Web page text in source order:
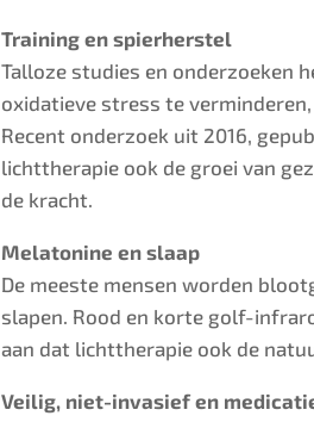
Training en spierherstel
Talloze studies en onderzoeken
oxidatieve stress te
Recent onderzoek uit 2016,
lichttherapie ook de groei van
de kracht.
Melatonine en slaap
De meeste mensen worden
slapen. Rood en korte golf-
aan dat lichttherapie ook de
Veilig, niet-invasief en